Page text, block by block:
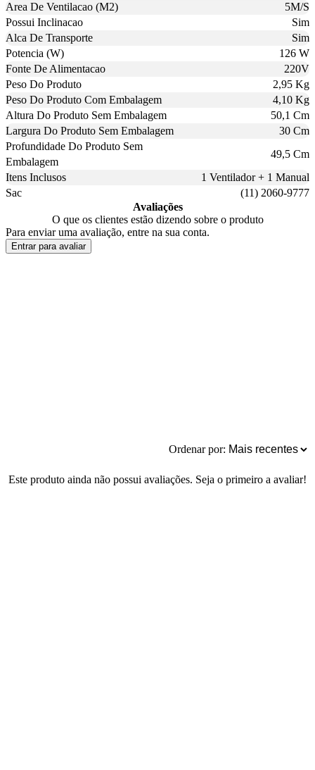
Area De Ventilacao (M2)
5M/S
Possui Inclinacao
Sim
Alca De Transporte
Sim
Potencia (W)
126 W
Fonte De Alimentacao
220V
Peso Do Produto
2,95 Kg
Peso Do Produto Com Embalagem
4,10 Kg
Altura Do Produto Sem Embalagem
50,1 Cm
Largura Do Produto Sem Embalagem
30 Cm
Profundidade Do Produto Sem
Embalagem
49,5 Cm
Itens Inclusos
1 Ventilador + 1 Manual
Sac
(11) 2060-9777
Avaliações
O que os clientes estão dizendo sobre o produto
Para enviar uma avaliação, entre na sua conta.
Entrar para avaliar
Ordenar por:
Este produto ainda não possui avaliações. Seja o primeiro a avaliar!